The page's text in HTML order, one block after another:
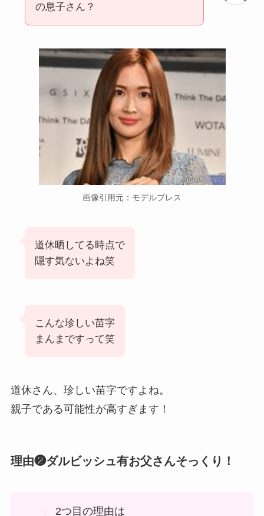
の息子さん？
画像引用元：モデルプレス
道休晒してる時点で
隠す気ないよね笑
こんな珍しい苗字
まんまですって笑
道休さん、珍しい苗字ですよね。
親子である可能性が高すぎます！
理由❷ダルビッシュ有お父さんそっくり！
2つ目の理由は